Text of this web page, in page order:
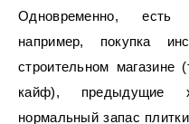
Одновременно, есть
например, покупка
строительном магазине
кайф), предыдущие
нормальный запас